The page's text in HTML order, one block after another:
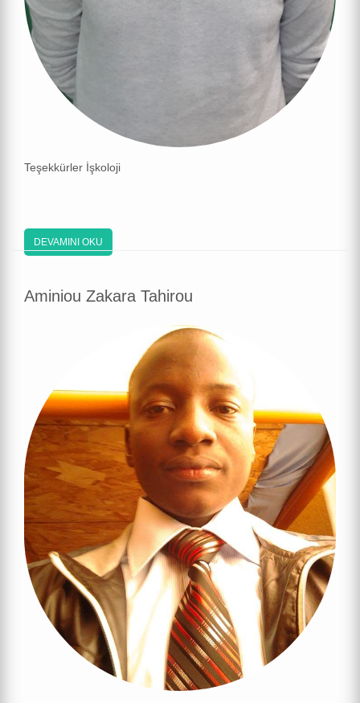
Teşekkürler İşkoloji
DEVAMINI OKU
Aminiou Zakara Tahirou